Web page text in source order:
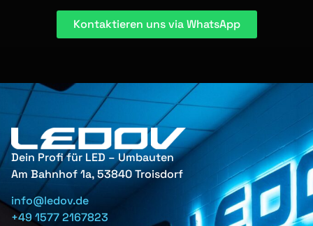
Kontaktieren uns via WhatsApp
Dein Profi für LED – Umbauten
Am Bahnhof 1a, 53840 Troisdorf
info@ledov.de
+49 1577 2167823